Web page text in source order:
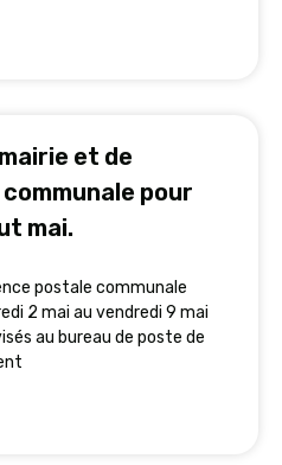
et de
pour
mai.
postale communale
2 mai au vendredi 9 mai
au bureau de poste de